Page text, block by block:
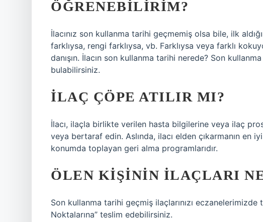
ÖĞRENEBILIRIM?
İlacınız son kullanma tarihi geçmemiş olsa bile, ilk
farklıysa, rengi farklıysa, vb. Farklıysa veya farklı
danışın. İlacın son kullanma tarihi nerede? Son
bulabilirsiniz.
İLAÇ ÇÖPE ATILIR MI?
İlacı, ilaçla birlikte verilen hasta bilgilerine veya ilaç
veya bertaraf edin. Aslında, ilacı elden çıkarmanın en
konumda toplayan geri alma programlarıdır.
ÖLEN KIŞININ ILAÇLARI
Son kullanma tarihi geçmiş ilaçlarınızı
Noktalarına” teslim edebilirsiniz.